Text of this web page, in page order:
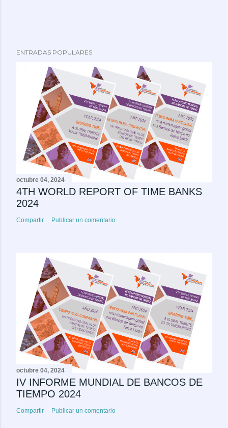
ENTRADAS POPULARES
octubre 04, 2024
4TH WORLD REPORT OF TIME BANKS
2024
Compartir Publicar un comentario
octubre 04, 2024
IV INFORME MUNDIAL DE BANCOS DE
TIEMPO 2024
Compartir Publicar un comentario